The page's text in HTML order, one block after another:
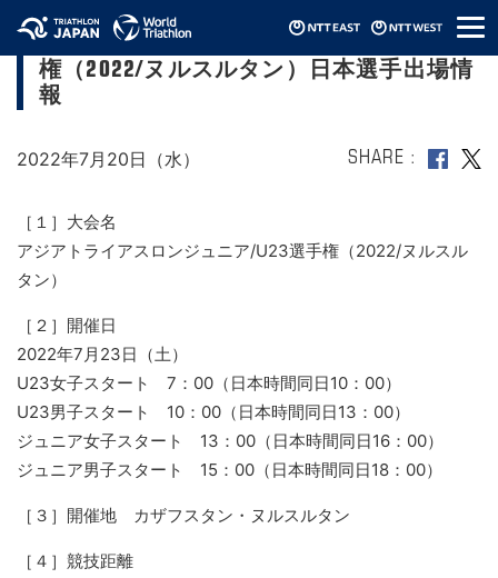
メ
ニ
ュ
アジアトライアスロンジュニア/U23選手
権（2022/ヌルスルタン）日本選手出場情
報
2022年7月20日（水） SHARE
［１］大会名
アジアトライアスロンジュニア/U23選手権（2022/ヌルスル
タン）
［２］開催日
2022年7月23日（土）
U23女子スタート 7：00（日本時間同日10：00）
U23男子スタート 10：00（日本時間同日13：00）
ジュニア女子スタート 13：00（日本時間同日16：00）
ジュニア男子スタート 15：00（日本時間同日18：00）
［３］開催地 カザフスタン・ヌルスルタン
［４］競技距離